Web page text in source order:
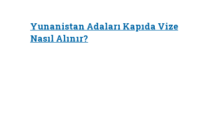
Yunanistan Adaları Kapıda Vize
Nasıl Alınır?